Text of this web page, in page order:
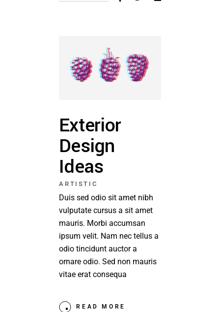
Exterior
Design
Ideas
ARTISTIC
Duis sed odio sit amet nibh
vulputate cursus a sit amet
mauris. Morbi accumsan
ipsum velit. Nam nec tellus a
odio tincidunt auctor a
ornare odio. Sed non mauris
vitae erat consequa
READ MORE